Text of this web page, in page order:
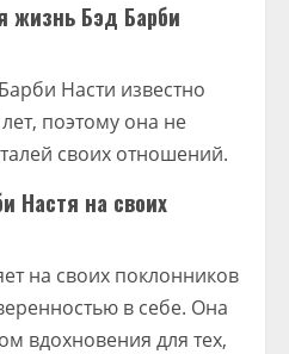
жизнь Бэд Барби
Насти известно
поэтому она не
своих отношений.
Настя на своих
на своих поклонников
в себе. Она
вдохновения для тех,